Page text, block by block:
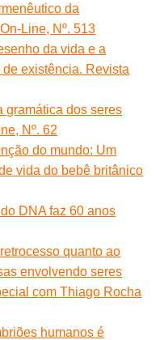
da
Line, Nº. 513
da vida e a
existência. Revista
gramática dos seres
Nº. 62
do mundo: Um
vida do bebê britânico
DNA faz 60 anos
quanto ao
envolvendo seres
com Thiago Rocha
humanos é